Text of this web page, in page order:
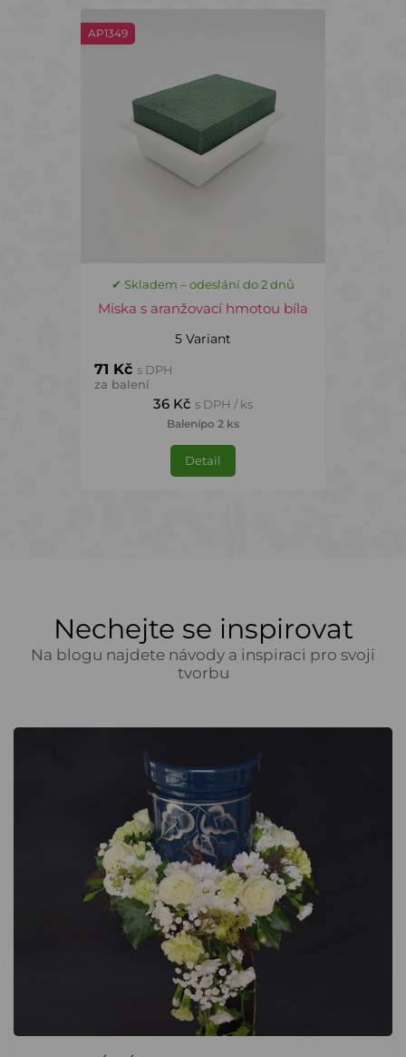
AP1349
✔ Skladem – odeslání do 2 dnů
Miska s aranžovací hmotou bíla
5 Variant
71 Kč s DPH
za balení
36 Kč s DPH / ks
Balenípo 2 ks
Detail
Nechejte se inspirovat
Na blogu najdete návody a inspiraci pro svoji
tvorbu